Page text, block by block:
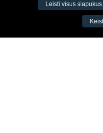
VŠĮ Fitneso mokymo
Leisti visus slapukus